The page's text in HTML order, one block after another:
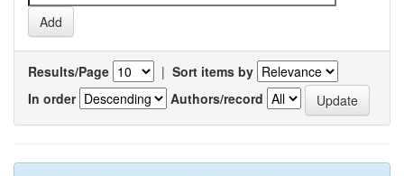
Results/Page | Sort items by
In order
Authors/record